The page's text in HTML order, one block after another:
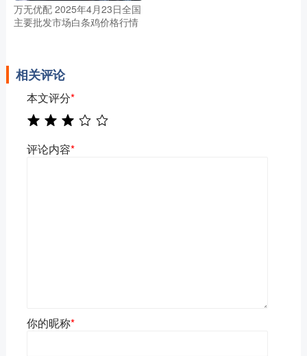
万无优配 2025年4月23日全国
主要批发市场白条鸡价格行情
相关评论
本文评分*
评论内容*
你的昵称*